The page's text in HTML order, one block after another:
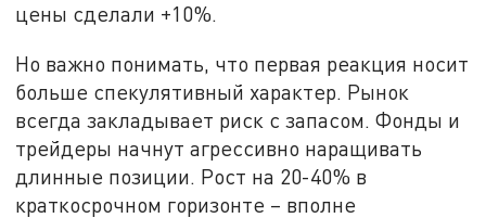
цены сделали +10%.
Но важно понимать, что первая реакция носит
больше спекулятивный характер. Рынок
всегда закладывает риск с запасом. Фонды и
трейдеры начнут агрессивно наращивать
длинные позиции. Рост на 20-40% в
краткосрочном горизонте – вполне